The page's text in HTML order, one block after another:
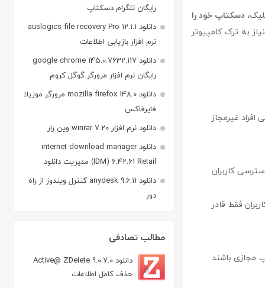
دسکتاپ خود را
به ترک کامپیوتر
غیرمجاز
کاربران
فقط قادر
مجازی باشند
رایگان تلگرام دسکتاپ
دانلود auslogics file recovery Pro 12.1.1
نرم افزار بازیابی اطلاعات
دانلود google chrome 145.0.7632.117
رایگان نرم افزار مرورگر گوگل کروم
دانلود mozilla firefox 148.0 مرورگر موزیلا
فایرفاکس
دانلود نرم افزار winrar 7.20 وین رار
دانلود internet download manager
(IDM) 6.42.61 Retail مدیریت دانلود
دانلود anydesk 9.6.11 کنترل ویندوز از راه
دور
مطالب تصادفی
دانلود Active@ ZDelete 9.0.7.0
حذف کامل اطلاعات